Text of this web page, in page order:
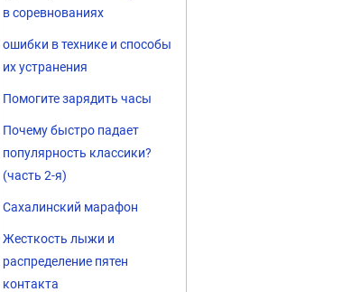
в соревнованиях
ошибки в технике и способы
их устранения
Помогите зарядить часы
Почему быстро падает
популярность классики?
(часть 2-я)
Сахалинский марафон
Жесткость лыжи и
распределение пятен
контакта